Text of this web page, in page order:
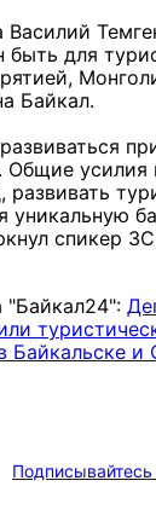
Василий
быть для
Байкал.
Общие усилия
развивать
уникальную
спикер
"Байкал24":
Байкальске и